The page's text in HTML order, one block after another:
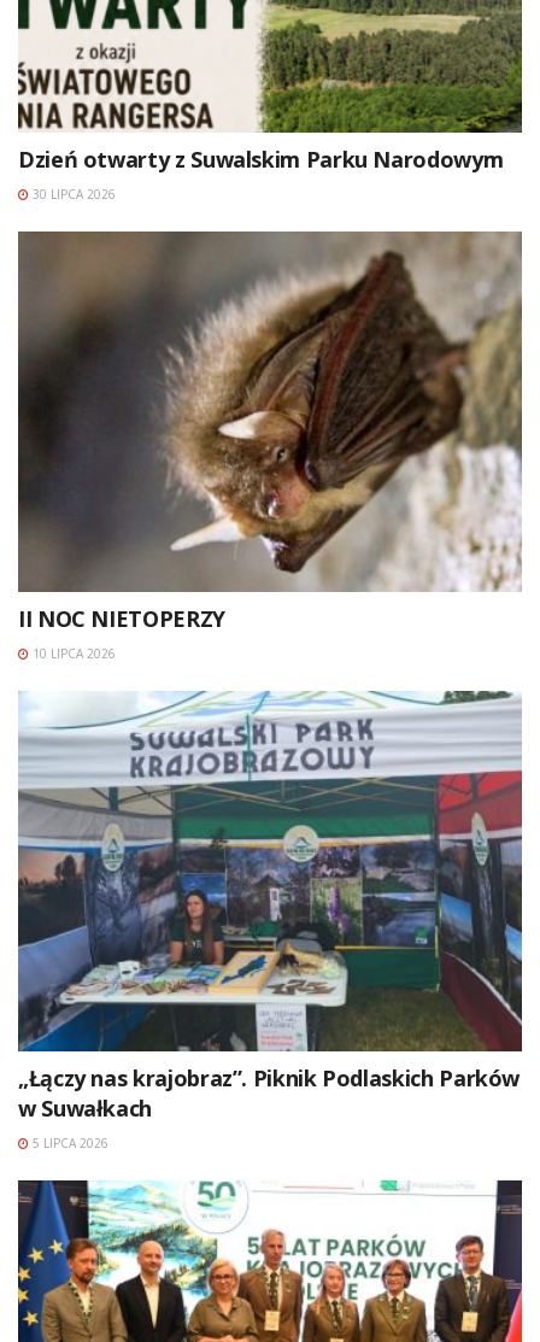
Dzień otwarty z Suwalskim Parku Narodowym
30 LIPCA 2026
II NOC NIETOPERZY
10 LIPCA 2026
„Łączy nas krajobraz”. Piknik Podlaskich Parków
w Suwałkach
5 LIPCA 2026